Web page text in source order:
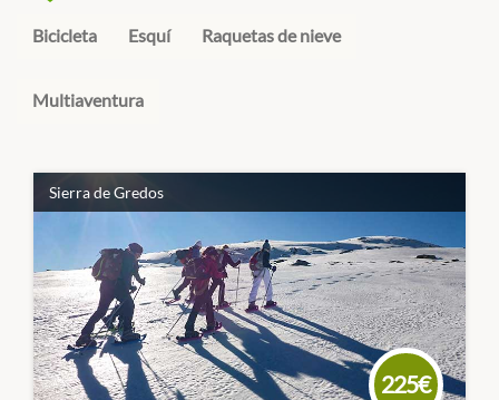
Bicicleta Esquí Raquetas de nieve
Multiaventura
Sierra de Gredos
225€